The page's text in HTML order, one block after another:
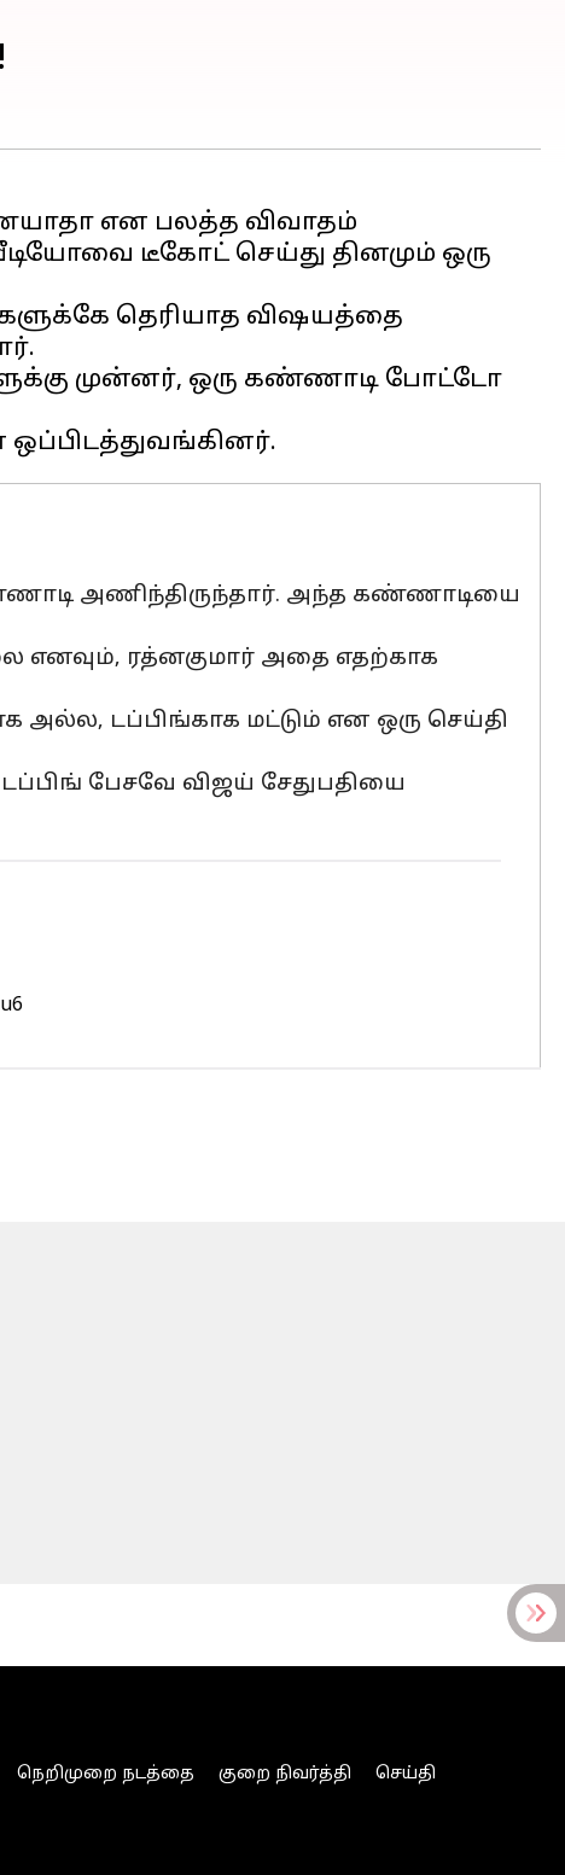
என பலத்த விவாதம்
டீகோட் செய்து தினமும் ஒரு
தெரியாத விஷயத்தை
முன்னர், ஒரு கண்ணாடி போட்டோ
அணிந்திருந்தார். அந்த கண்ணாடியை
எனவும், ரத்னகுமார் அதை எதற்காக
அல்ல, டப்பிங்காக மட்டும் என ஒரு செய்தி
பேசவே விஜய் சேதுபதியை
நெறிமுறை நடத்தை குறை நிவர்த்தி
செய்தி